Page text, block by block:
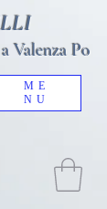
ME
NU
Valenza Po